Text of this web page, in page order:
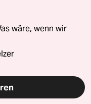
wäre, wenn wir